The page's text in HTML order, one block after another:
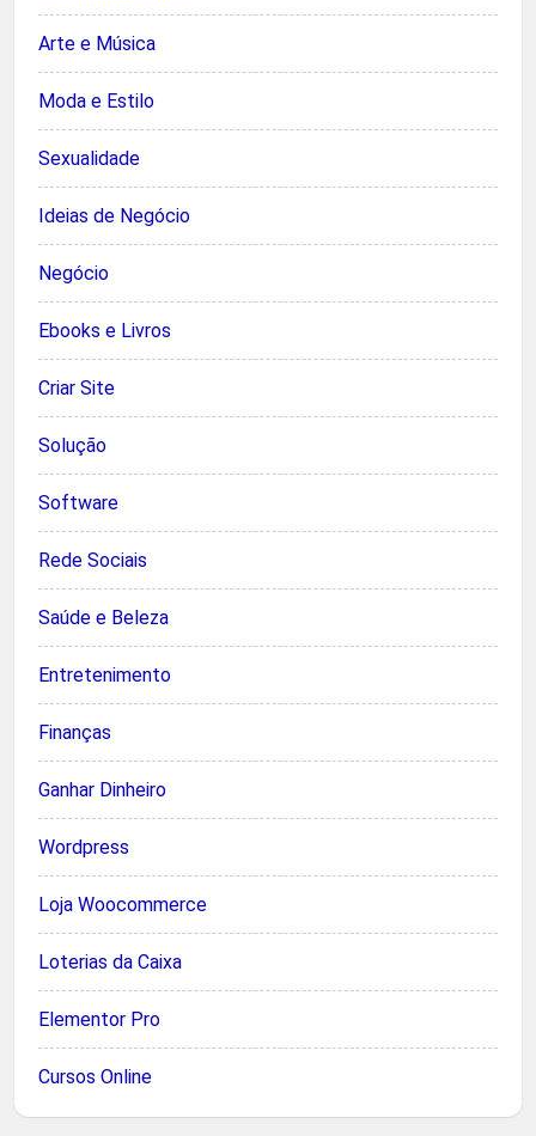
Arte e Música
Moda e Estilo
Sexualidade
Ideias de Negócio
Negócio
Ebooks e Livros
Criar Site
Solução
Software
Rede Sociais
Saúde e Beleza
Entretenimento
Finanças
Ganhar Dinheiro
Wordpress
Loja Woocommerce
Loterias da Caixa
Elementor Pro
Cursos Online